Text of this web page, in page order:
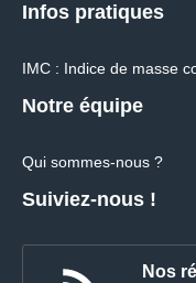
Infos pratiques
IMC : Indice de masse
Notre équipe
Qui sommes-nous ?
Suiviez-nous !
Nos